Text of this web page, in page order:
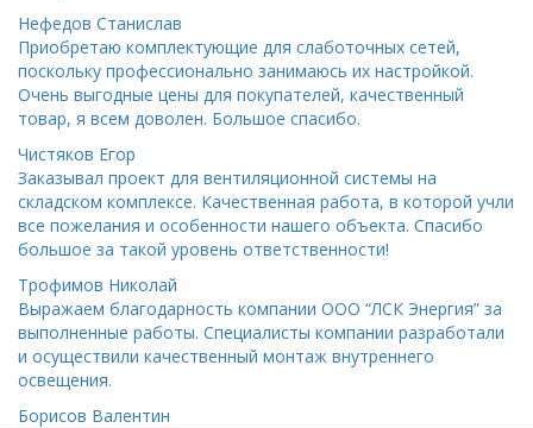
Нефедов Станислав
Приобретаю комплектующие для слаботочных сетей,
поскольку профессионально занимаюсь их настройкой.
Очень выгодные цены для покупателей, качественный
товар, я всем доволен. Большое спасибо.
Чистяков Егор
Заказывал проект для вентиляционной системы на
складском комплексе. Качественная работа, в которой учли
все пожелания и особенности нашего объекта. Спасибо
большое за такой уровень ответственности!
Трофимов Николай
Выражаем благодарность компании ООО “ЛСК Энергия” за
выполненные работы. Специалисты компании разработали
и осуществили качественный монтаж внутреннего
освещения.
Борисов Валентин